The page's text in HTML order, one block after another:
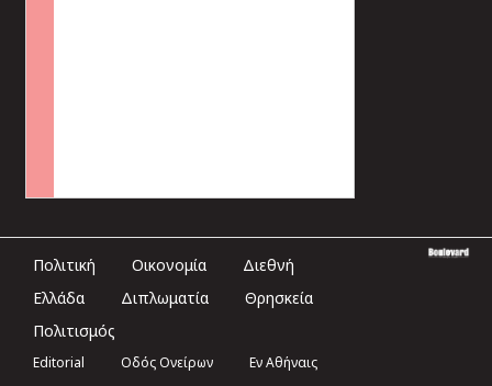
Πολιτική Οικονομία
Διεθνή
Ελλάδα
Διπλωματία
Θρησκεία
Πολιτισμός
Editorial Οδός Ονείρων
Εν Αθήναις